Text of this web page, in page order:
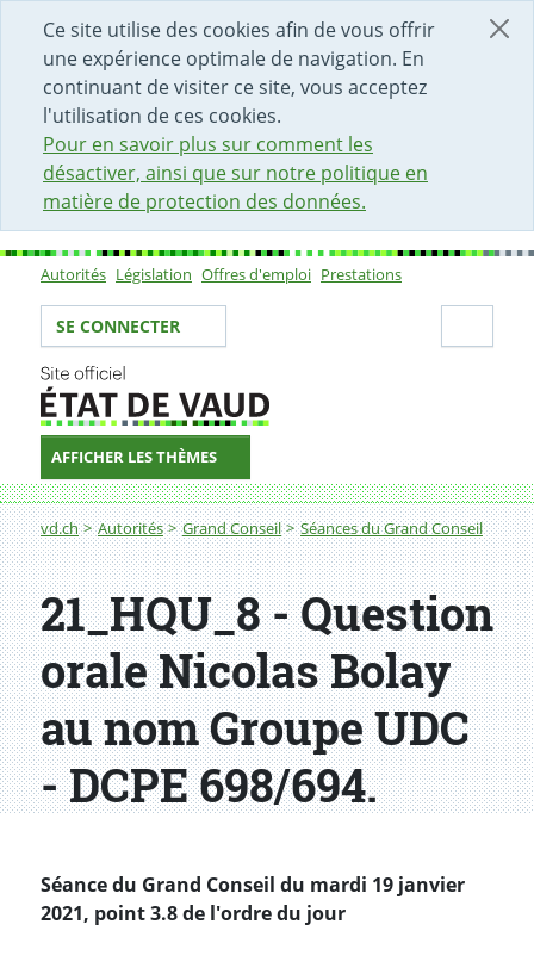
Ce site utilise des cookies afin de vous offrir
une expérience optimale de navigation. En
continuant de visiter ce site, vous acceptez
l'utilisation de ces cookies.
Pour en savoir plus sur comment les
désactiver, ainsi que sur notre politique en
matière de protection des données.
DÉBUT DU CONTENU DE LA PAGE
ACCÈS AU CHAMP DE RECHERCHE
PAGE D'ACCUEIL
FORMULAIRE DE CONTACT
Sous-navigation
Autorités Législation Offres d'emploi Prestations
Votre identité
SE CONNECTER
AFFICHER LES THÈMES
Fil d'Ariane
vd.ch Autorités Grand Conseil Séances du Grand Conseil
21_HQU_8 - Question
orale Nicolas Bolay
au nom Groupe UDC
- DCPE 698/694.
Séance du Grand Conseil du mardi 19 janvier
2021, point 3.8 de l'ordre du jour